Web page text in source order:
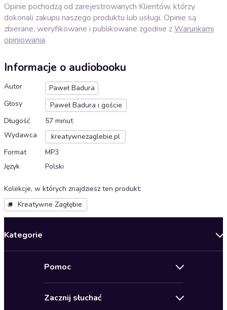
Opinie pochodzą od zarejestrowanych Klientów, którzy
dokonali zakupu naszego produktu lub usługi. Opinie są
zbierane, weryfikowane i publikowane zgodnie zWarunkami
opiniowania.
Informacje o audiobooku
Autor
Paweł Badura
Głosy
Paweł Badura i goście
Długość
57 minut
Wydawca
kreatywnezaglebie.pl
Format
MP3
Język
Polski
Kolekcje, w których znajdziesz ten produkt:
Kreatywne Zagłębie
Kategorie
Pomoc
Pomoc
Zacznij słuchać